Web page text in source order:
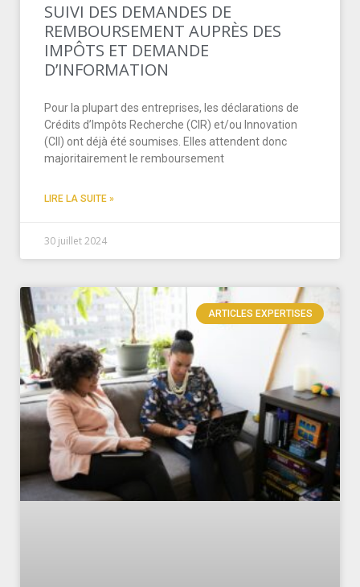
SUIVI DES DEMANDES DE
REMBOURSEMENT AUPRÈS DES
IMPÔTS ET DEMANDE
D’INFORMATION
Pour la plupart des entreprises, les déclarations de
Crédits d’Impôts Recherche (CIR) et/ou Innovation
(CII) ont déjà été soumises. Elles attendent donc
majoritairement le remboursement
LIRE LA SUITE »
30 juillet 2024
ARTICLES EXPERTISES